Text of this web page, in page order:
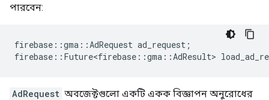
পারবেন:
firebase ::gma ::AdRequest ad_request ;
firebase :: Future<firebase ::gma ::AdResult>
AdRequest অবজেক্টগুলো একটি একক বিজ্ঞাপন অনুরোধের